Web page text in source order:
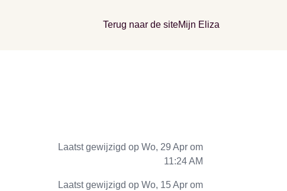
Terug naar de siteMijn Eliza
Laatst gewijzigd op Wo, 29 Apr om
11:24 AM
Laatst gewijzigd op Wo, 15 Apr om